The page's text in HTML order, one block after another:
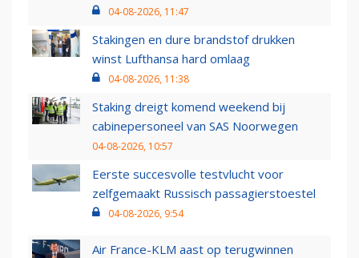
04-08-2026, 11:47
Stakingen en dure brandstof drukken
winst Lufthansa hard omlaag
04-08-2026, 11:38
Staking dreigt komend weekend bij
cabinepersoneel van SAS Noorwegen
04-08-2026, 10:57
Eerste succesvolle testvlucht voor
zelfgemaakt Russisch passagierstoestel
04-08-2026, 9:54
Air France-KLM aast op terugwinnen